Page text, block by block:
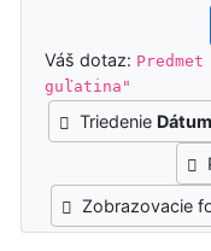
Váš dotaz:
guľatina"
Triedenie
Zobrazovacie